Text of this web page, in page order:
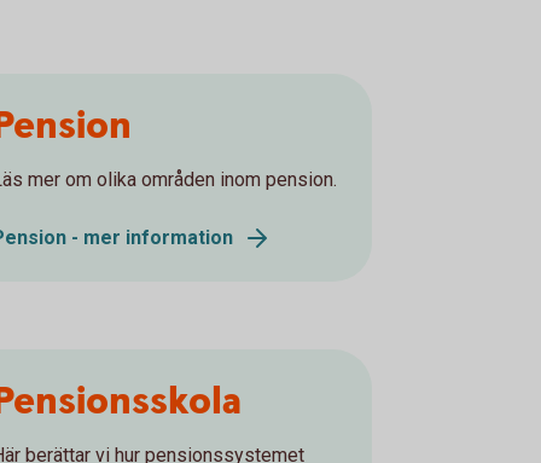
mer om olika områden inom pension.
- mer information
berättar vi hur pensionssystemet